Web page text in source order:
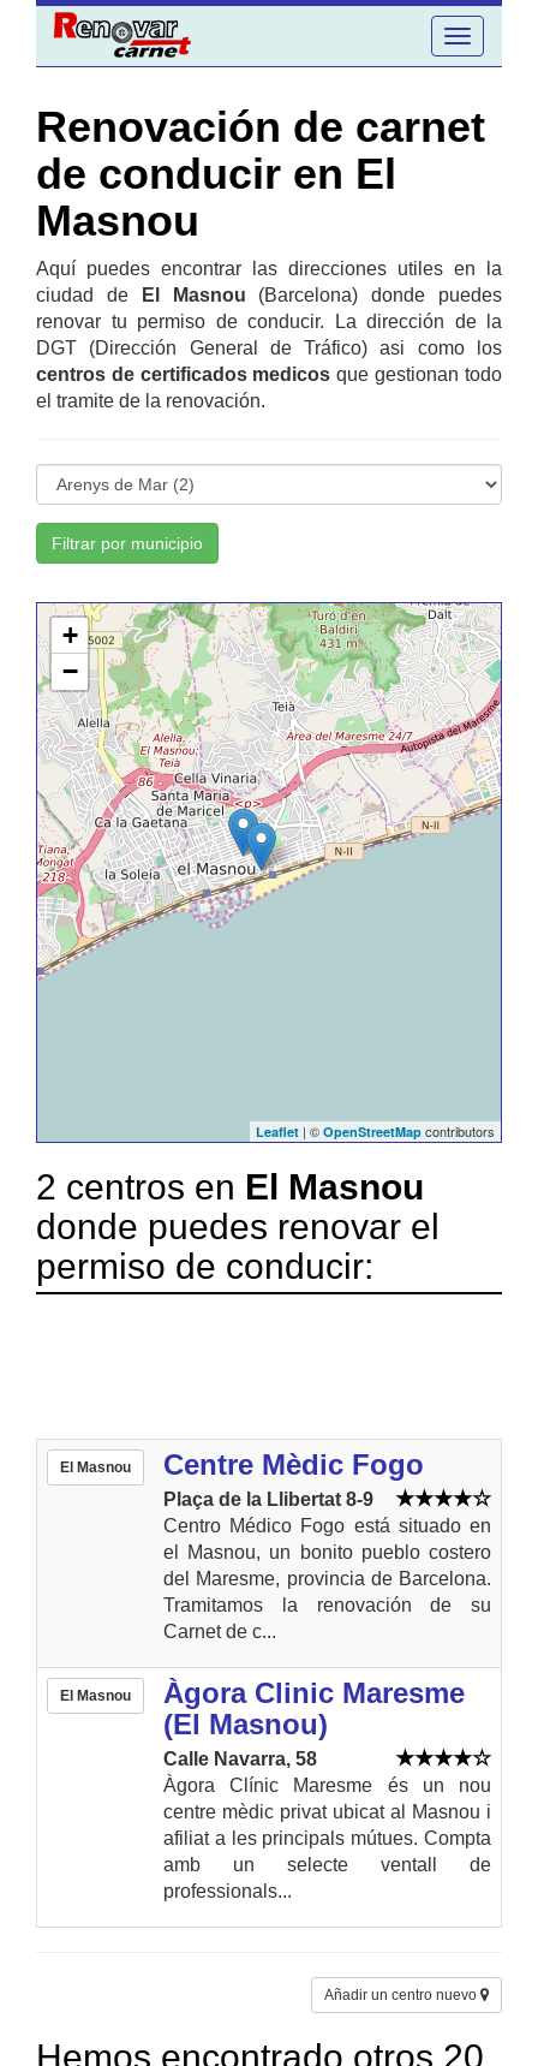
Toggle
navigation
Renovación de carnet
de conducir en El
Masnou
Aquí puedes encontrar las direcciones utiles en la
ciudad de
El Masnou (Barcelona) donde puedes
renovar tu permiso de conducir. La dirección de la
DGT (Dirección General de Tráfico) asi como los
centros de certificados medicos que gestionan todo
el tramite de la renovación.
Filtrar por municipio
+
−
Leaflet | © OpenStreetMap contributors
2 centros en El Masnou
donde puedes renovar el
permiso de conducir:
El Masnou Centre Mèdic Fogo
Plaça de la Llibertat 8-9
Centro Médico Fogo está situado en
el Masnou, un bonito pueblo costero
del Maresme, provincia de Barcelona.
Tramitamos la renovación de su
Carnet de c...
El Masnou
Àgora Clinic Maresme
(El Masnou)
Calle Navarra, 58
Àgora Clínic Maresme és un nou
centre mèdic privat ubicat al Masnou i
afiliat a les principals mútues. Compta
amb un selecte ventall de
professionals...
Añadir un centro nuevo
Hemos encontrado otros 20